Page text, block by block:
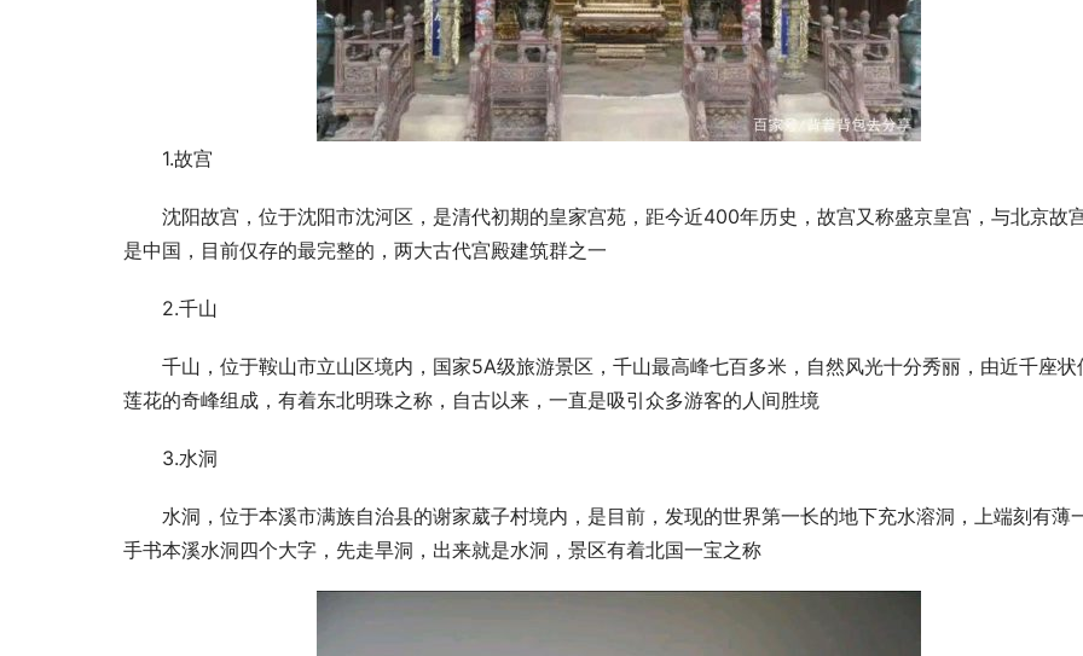
1.故宫
沈阳故宫，位于沈阳市沈河区，是清代初期的皇家宫苑，距今近400年历史，故宫又称盛京皇宫，与北京故
是中国，目前仅存的最完整的，两大古代宫殿建筑群之一
2.千山
千山，位于鞍山市立山区境内，国家5A级旅游景区，千山最高峰七百多米，自然风光十分秀丽，由近千座状
莲花的奇峰组成，有着东北明珠之称，自古以来，一直是吸引众多游客的人间胜境
3.水洞
水洞，位于本溪市满族自治县的谢家葳子村境内，是目前，发现的世界第一长的地下充水溶洞，上端刻有薄
手书本溪水洞四个大字，先走旱洞，出来就是水洞，景区有着北国一宝之称